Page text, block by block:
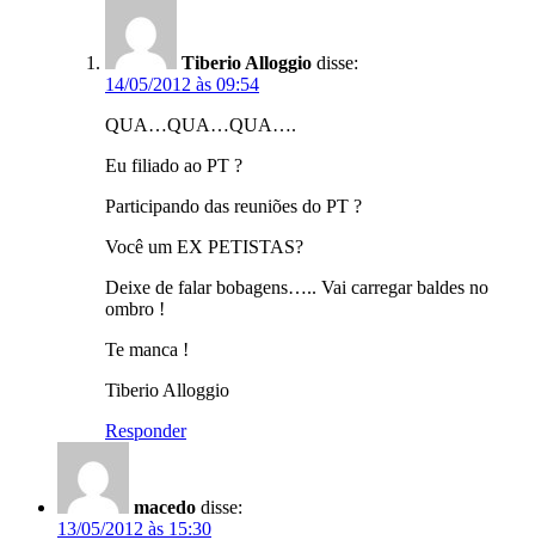
Tiberio Alloggio disse:
14/05/2012 às 09:54
QUA…QUA…QUA….
Eu filiado ao PT ?
Participando das reuniões do PT ?
Você um EX PETISTAS?
Deixe de falar bobagens….. Vai carregar baldes no
ombro !
Te manca !
Tiberio Alloggio
Responder
macedo disse:
13/05/2012 às 15:30